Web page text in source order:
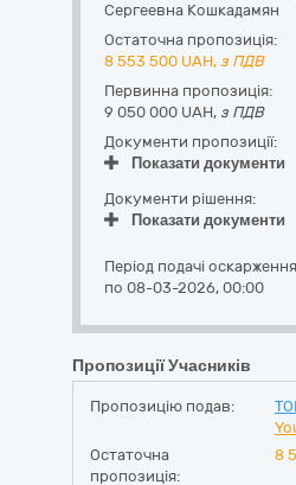
Сергеевна Кошкадамян
Остаточна пропозиція:
8 553 500 UAH, з ПДВ
Первинна пропозиція:
9 050 000 UAH, з ПДВ
Документи пропозиції:
Показати документи
Документи рішення:
Показати документи
Період подачі
по 08-03-2026, 00:00
Пропозиції Учасників
Пропозицію подав:
Остаточна
пропозиція:
8